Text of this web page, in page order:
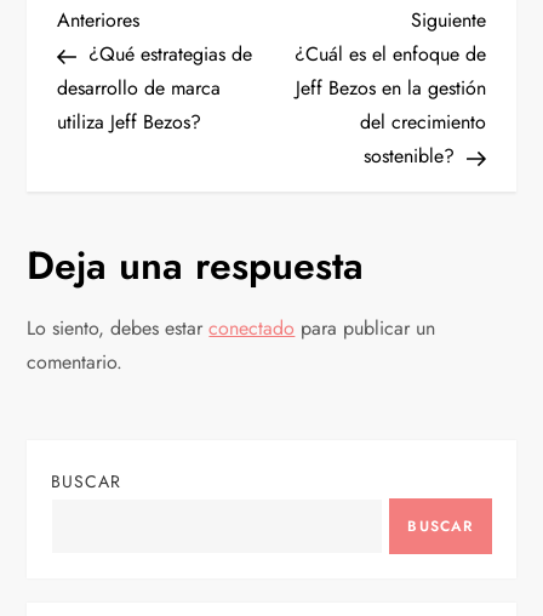
N
a
v
g
a
c
ó
Entrada
anterior
Anteriores
¿Qué estrategias de
desarrollo de marca
utiliza Jeff Bezos?
Siguiente
¿Cuál es el enfoque de
Jeff Bezos en la gestión
del crecimiento
sostenible?
Deja una respuesta
Lo siento, debes estarconectado para publicar un
comentario.
BUSCAR
BUSCAR